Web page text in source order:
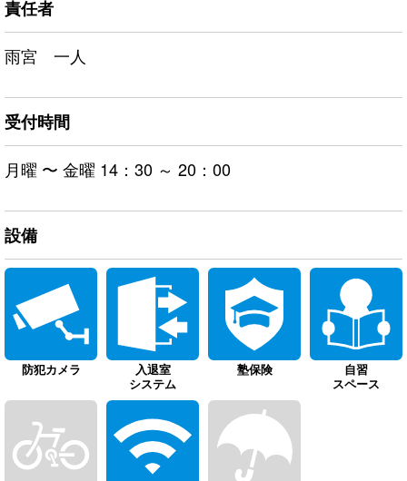
責任者
雨宮 一人
受付時間
月曜 〜 金曜 14：30 ～ 20：00
設備
防犯カメラ
入退室
システム
塾保険
自習
スペース